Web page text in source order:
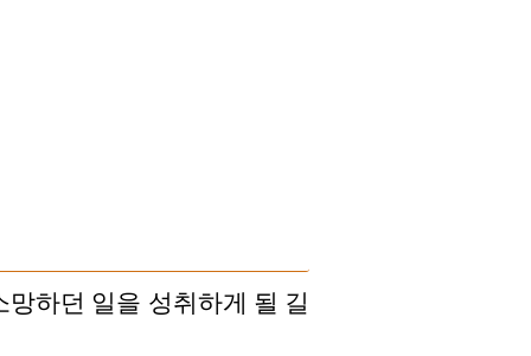
하던 일을 성취하게 될 길